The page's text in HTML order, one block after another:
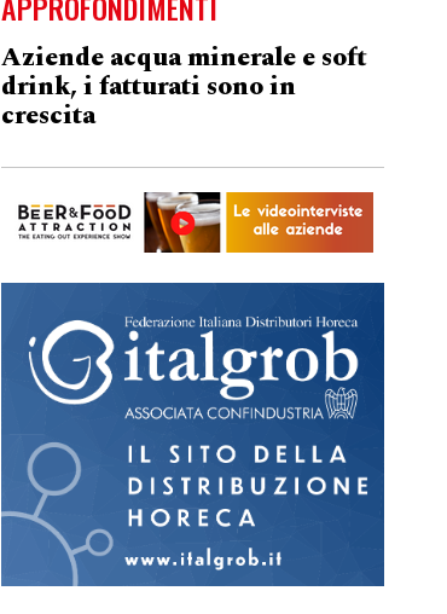
Aziende acqua minerale e soft
drink, i fatturati sono in
crescita